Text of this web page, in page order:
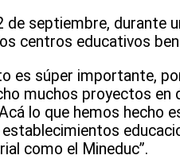
de septiembre, durante
centros educativos
es súper importante,
muchos proyectos
lo que hemos hecho
como el Mineduc”.